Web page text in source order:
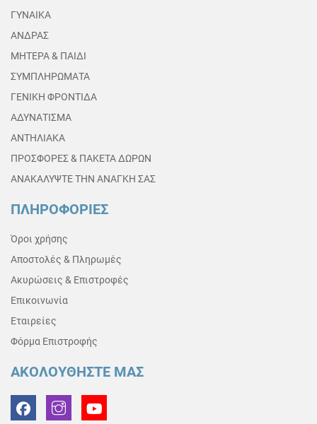
ΓΥΝΑΙΚΑ
ΑΝΔΡΑΣ
ΜΗΤΕΡΑ & ΠΑΙΔΙ
ΣΥΜΠΛΗΡΩΜΑΤΑ
ΓΕΝΙΚΗ ΦΡΟΝΤΙΔΑ
ΑΔΥΝΑΤΙΣΜΑ
ΑΝΤΗΛΙΑΚΑ
ΠΡΟΣΦΟΡΕΣ & ΠΑΚΕΤΑ ΔΩΡΩΝ
ΑΝΑΚΑΛΥΨΤΕ ΤΗΝ ΑΝΑΓΚΗ ΣΑΣ
ΠΛΗΡΟΦΟΡΙΕΣ
Όροι χρήσης
Αποστολές & Πληρωμές
Ακυρώσεις & Επιστροφές
Επικοινωνία
Εταιρείες
Φόρμα Επιστροφής
ΑΚΟΛΟΥΘΗΣΤΕ ΜΑΣ